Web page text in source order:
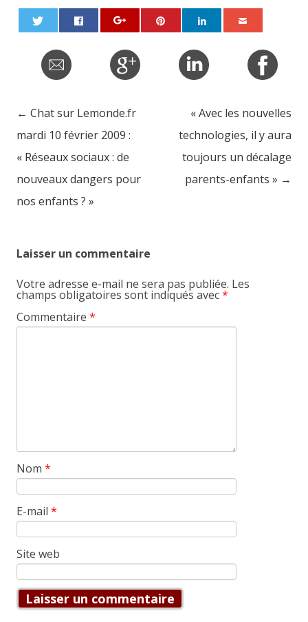
Post navigation
← Chat sur Lemonde.fr
mardi 10 février 2009 :
« Réseaux sociaux : de
nouveaux dangers pour
nos enfants ? »
« Avec les nouvelles
technologies, il y aura
toujours un décalage
parents-enfants » →
Laisser un commentaire
Votre adresse e-mail ne sera pas publiée. Les
champs obligatoires sont indiqués avec*
Commentaire *
Nom *
E-mail *
Site web